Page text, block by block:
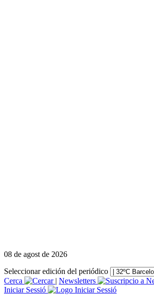
08 de agost de 2026
Seleccionar edición del periódico
Cerca
| Newsletters
Iniciar Sessió